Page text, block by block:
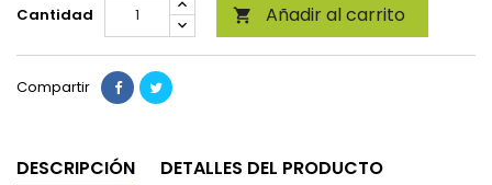
Cantidad  Añadir al carrito
Compartir
DESCRIPCIÓN DETALLES DEL PRODUCTO